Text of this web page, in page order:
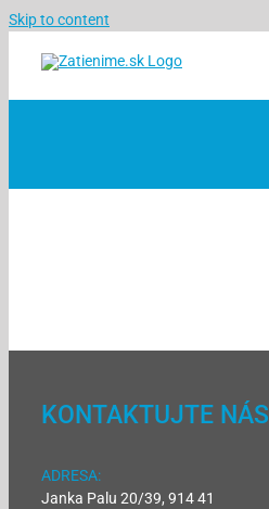
Skip to content
KONTAKTUJTE NÁS
ADRESA:
Janka Palu 20/39, 914 41